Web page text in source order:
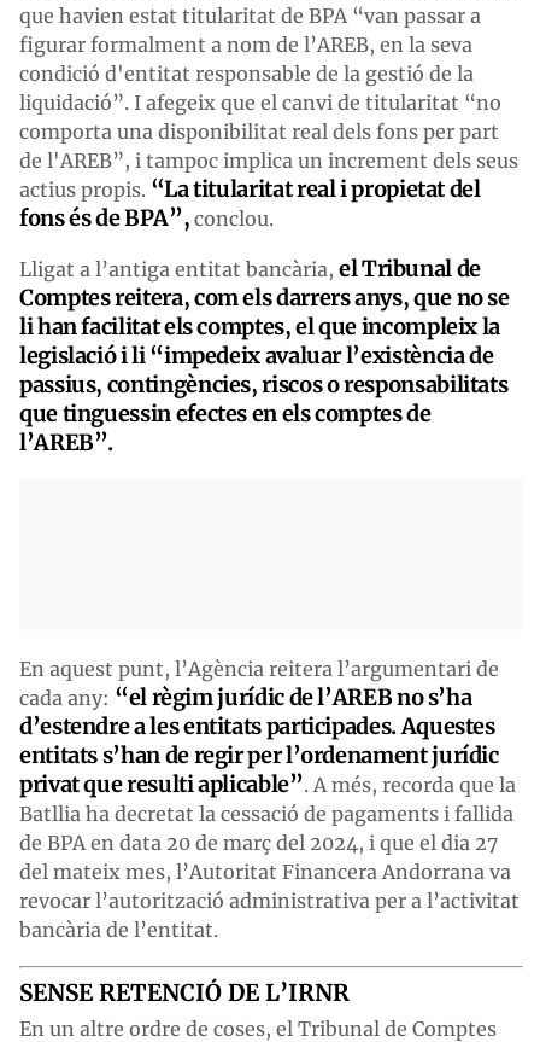
que havien estat titularitat de BPA “van passar a
figurar formalment a nom de l’AREB, en la seva
condició d'entitat responsable de la gestió de la
liquidació”. I afegeix que el canvi de titularitat “no
comporta una disponibilitat real dels fons per part
de l'AREB”, i tampoc implica un increment dels seus
actius propis. “La titularitat real i propietat del
fons és de BPA”, conclou.
Lligat a l’antiga entitat bancària, el Tribunal de
Comptes reitera, com els darrers anys, que no se
li han facilitat els comptes, el que incompleix la
legislació i li “impedeix avaluar l’existència de
passius, contingències, riscos o responsabilitats
que tinguessin efectes en els comptes de
l’AREB”.
En aquest punt, l’Agència reitera l’argumentari de
cada any: “el règim jurídic de l’AREB no s’ha
d’estendre a les entitats participades. Aquestes
entitats s’han de regir per l’ordenament jurídic
privat que resulti aplicable”. A més, recorda que la
Batllia ha decretat la cessació de pagaments i fallida
de BPA en data 20 de març del 2024, i que el dia 27
del mateix mes, l’Autoritat Financera Andorrana va
revocar l’autorització administrativa per a l’activitat
bancària de l’entitat.
SENSE RETENCIÓ DE L’IRNR
En un altre ordre de coses, el Tribunal de Comptes